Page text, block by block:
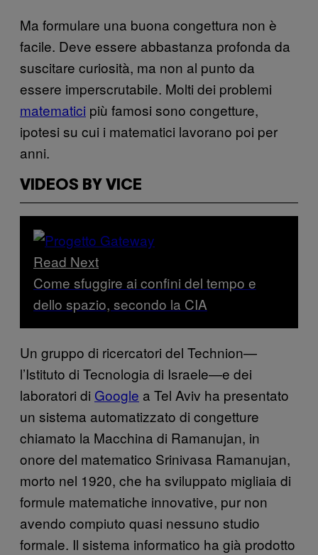
Ma formulare una buona congettura non è
facile. Deve essere abbastanza profonda da
suscitare curiosità, ma non al punto da
essere imperscrutabile. Molti dei problemi
matematici più famosi sono congetture,
ipotesi su cui i matematici lavorano poi per
anni.
VIDEOS BY VICE
Read Next
Come sfuggire ai confini del tempo e
dello spazio, secondo la CIA
Un gruppo di ricercatori del Technion—
l’Istituto di Tecnologia di Israele—e dei
laboratori di Google a Tel Aviv ha presentato
un sistema automatizzato di congetture
chiamato la Macchina di Ramanujan, in
onore del matematico Srinivasa Ramanujan,
morto nel 1920, che ha sviluppato migliaia di
formule matematiche innovative, pur non
avendo compiuto quasi nessuno studio
formale. Il sistema informatico ha già prodotto